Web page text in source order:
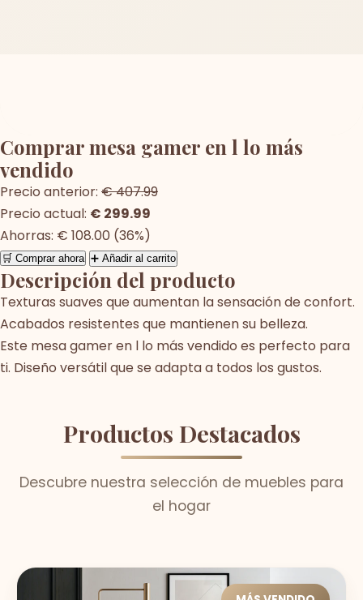
Comprar mesa gamer en l lo más
vendido
Precio anterior: € 407.99
Precio actual: € 299.99
Ahorras: € 108.00 (36%)
🛒 Comprar ahora ➕ Añadir al carrito
Descripción del producto
Texturas suaves que aumentan la sensación de confort.
Acabados resistentes que mantienen su belleza.
Este mesa gamer en l lo más vendido es perfecto para
ti. Diseño versátil que se adapta a todos los gustos.
Productos Destacados
Descubre nuestra selección de muebles para
el hogar